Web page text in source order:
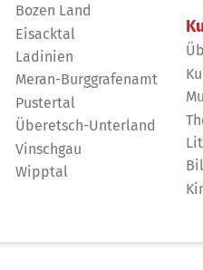
Bozen Land
Eisacktal
Ladinien
Meran-Burggrafenamt
Pustertal
Überetsch-Unterland
Vinschgau
Wipptal